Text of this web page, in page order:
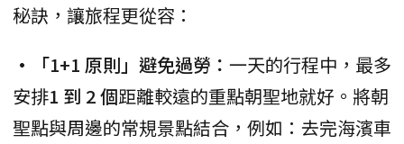
秘訣，讓旅程更從容：
•「1+1 原則」避免過勞： 一天的行程中，最多
安排1 到 2 個距離較遠的重點朝聖地就好。將朝
聖點與周邊的常規景點結合，例如：去完海濱車